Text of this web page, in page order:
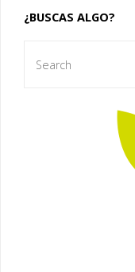
¿BUSCAS ALGO?